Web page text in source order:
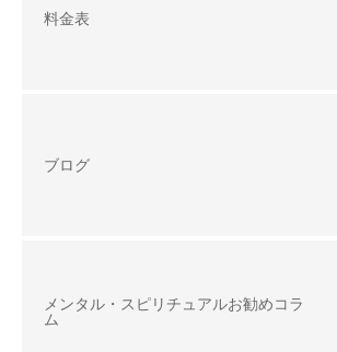
料金表
ブログ
メンタル・スピリチュアルお勧めコラ
ム